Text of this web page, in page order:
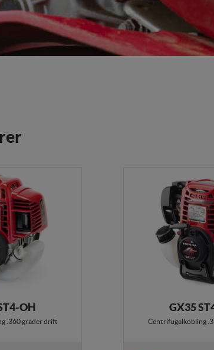
OH
.360 grader drift
GX35
Centrifugalkobling